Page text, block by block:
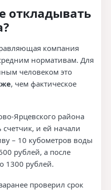
откладывать
компания
нормативам. Для
человеком это
, чем фактическое
Ярцевского района
счетчик, и ей начали
– 10 кубометров воды
рублей, а после
1300 рублей.
проверил срок